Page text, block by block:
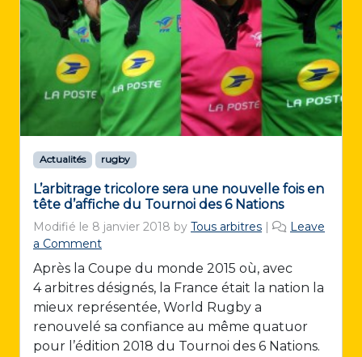
Actualités rugby
L’arbitrage tricolore sera une nouvelle fois en
tête d’affiche du Tournoi des 6 Nations
Modifié le 8 janvier 2018 by Tous arbitres
Leave
a Comment
Après la Coupe du monde 2015 où, avec
4 arbitres désignés, la France était la nation la
mieux représentée, World Rugby a
renouvelé sa confiance au même quatuor
pour l’édition 2018 du Tournoi des 6 Nations.